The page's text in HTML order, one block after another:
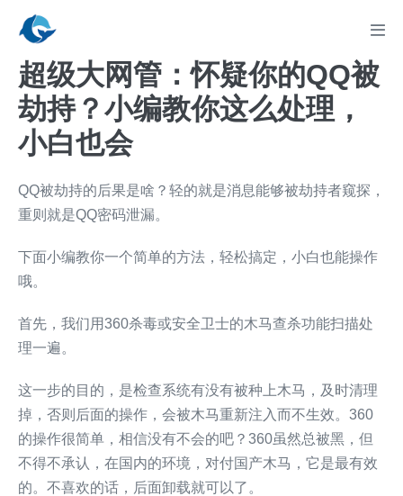
content超级大网管：怀疑你的QQ被
劫持？小编教你这么处理，
小白也会
QQ被劫持的后果是啥？轻的就是消息能够被劫持者窥探，
重则就是QQ密码泄漏。
下面小编教你一个简单的方法，轻松搞定，小白也能操作
哦。
首先，我们用360杀毒或安全卫士的木马查杀功能扫描处
理一遍。
这一步的目的，是检查系统有没有被种上木马，及时清理
掉，否则后面的操作，会被木马重新注入而不生效。360
的操作很简单，相信没有不会的吧？360虽然总被黑，但
不得不承认，在国内的环境，对付国产木马，它是最有效
的。不喜欢的话，后面卸载就可以了。